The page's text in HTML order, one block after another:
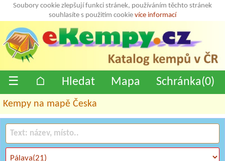
Soubory cookie zlepšují funkci stránek, používáním těchto stránek
souhlasíte s použitím cookie více informací
☰ ⌂ Hledat Mapa Schránka(0)
Kempy na mapě Česka